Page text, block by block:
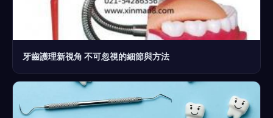
牙齒護理新視角 不可忽視的細節與方法